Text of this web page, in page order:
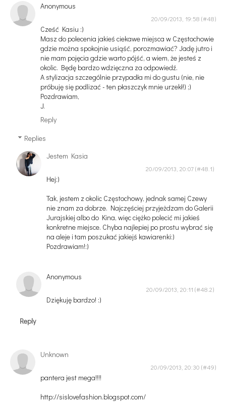
Anonymous
20/09/2013, 19:58
Cześć Kasiu :)
Masz do polecenia jakieś ciekawe miejsca w Częstochowie
gdzie można spokojnie usiąść, porozmawiać? Jadę jutro i
nie mam pojęcia gdzie warto pójść, a wiem, że jesteś z
okolic. Będę bardzo wdzięczna za odpowiedź.
A stylizacja szczególnie przypadła mi do gustu (nie, nie
próbuję się podlizać - ten płaszczyk mnie urzekł!) ;)
Pozdrawiam,
J.
Reply
Replies
Jestem Kasia
20/09/2013, 20:07
Hej:)
Tak, jestem z okolic Częstochowy, jednak samej Czewy
nie znam za dobrze. Najczęściej przyjeżdzam do Galerii
Jurajskiej albo do Kina, więc ciężko polecić mi jakieś
konkretne miejsce. Chyba najlepiej po prostu wybrać się
na aleje i tam poszukać jakiejś kawiarenki:)
Pozdrawiam!:)
Anonymous
20/09/2013, 20:11
Dziękuję bardzo! :)
Reply
Unknown
20/09/2013, 20:30
pantera jest mega!!!!
http://sislovefashion.blogspot.com/